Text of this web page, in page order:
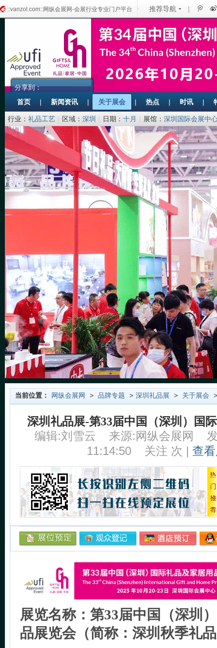
::vanzol.com::网纵会展网-会展行业专业门户平台 推荐导航 |
分享到：
首页
| 新闻资讯 | 关于展会 | 热点 | 时讯 |
行业： 礼品工艺 | 区域： 深圳 | 日期： 十月 | 展馆： 深圳国际会展中
限公司
当前位置： 网纵会展网 > 品牌专题 > 深圳礼品展 > 关于展会
深圳礼品展-第33届中国（深圳）国
编辑:刘雪云
来源:网纵会展网
11:14:50
关注 次 | 查
展览名称：第33届中国（深圳
品展览会（简称：深圳秋季礼